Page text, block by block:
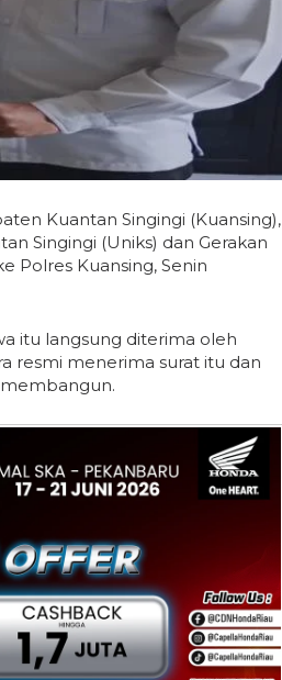
Kuantan Singingi (Kuansing),
Singingi (Uniks) dan Gerakan
Polres Kuansing, Senin
itu langsung diterima oleh
resmi menerima surat itu dan